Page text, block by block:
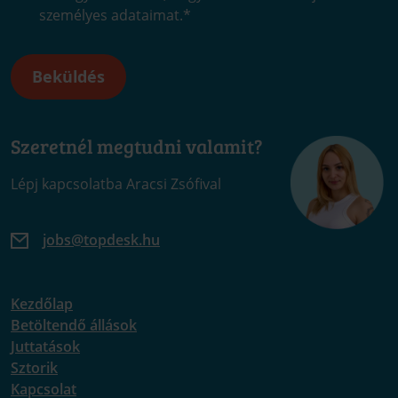
személyes adataimat.*
Szeretnél megtudni valamit?
Lépj kapcsolatba Aracsi Zsófival
jobs@topdesk.hu
Kezdőlap
Betöltendő állások
Juttatások
Sztorik
Kapcsolat